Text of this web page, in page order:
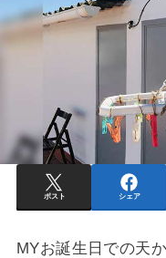
ポスト シェア
MYお誕生日での天